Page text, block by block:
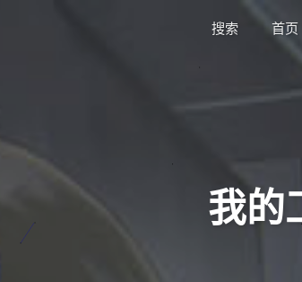
搜索 首页
我的